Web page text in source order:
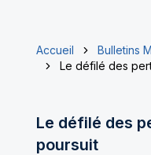
Accueil
Bulletins
Le défilé des
Le défilé des
poursuit